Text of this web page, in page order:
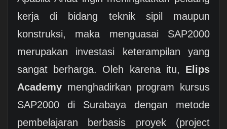
kerja di bidang teknik sipil maupun
konstruksi, maka menguasai SAP2000
merupakan investasi keterampilan yang
sangat berharga. Oleh karena itu, Elips
Academymenghadirkan program kursus
SAP2000 di Surabaya dengan metode
pembelajaran berbasis proyek (project